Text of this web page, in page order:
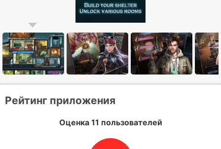
Рейтинг приложения
Оценка 11 пользователей